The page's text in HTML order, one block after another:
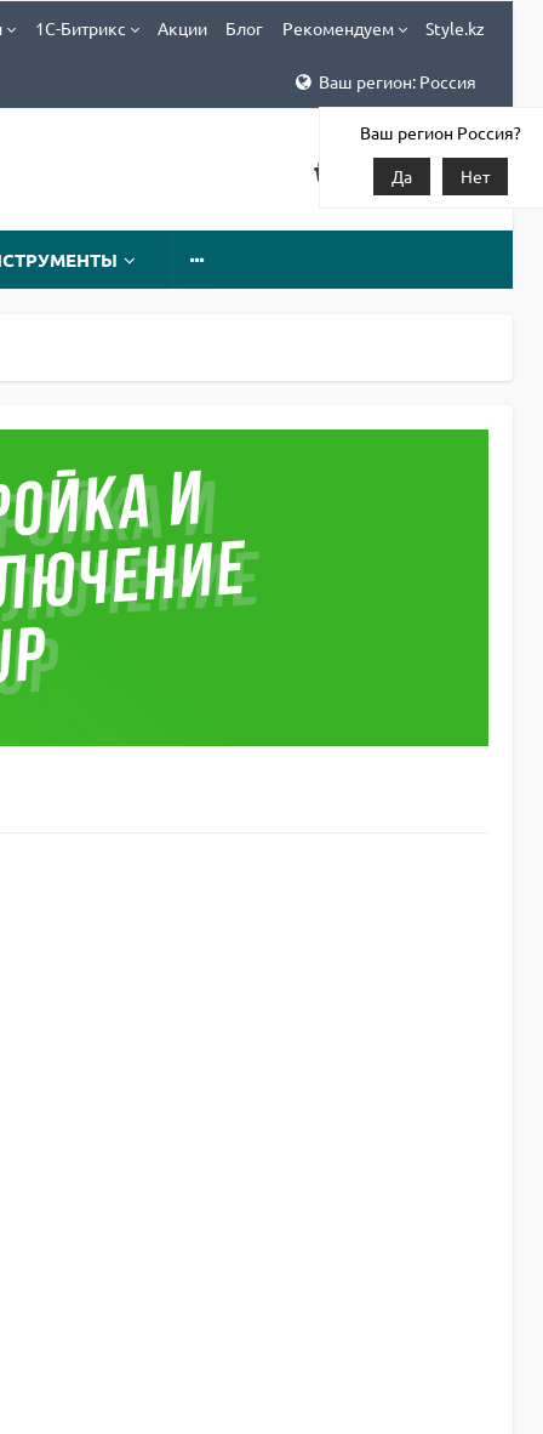
1С-Битрикс Акции Блог Рекомендуем Style.kz
Ваш регион: Россия
Ваш регион Россия?
Да
Нет